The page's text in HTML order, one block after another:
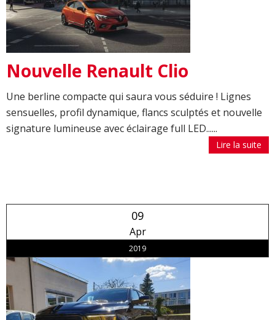
Nouvelle Renault Clio
Une berline compacte qui saura vous séduire ! Lignes
sensuelles, profil dynamique, flancs sculptés et nouvelle
signature lumineuse avec éclairage full LED......
Lire la suite
09
Apr
2019